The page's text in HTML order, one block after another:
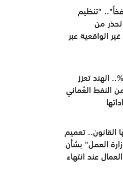
"تنظيم
تحذر من
الواقعية عبر
بقفزة 206%.. الهند تعزز
النفط العُماني
القانون.. تعميم
العمل" بشأن
عند انتهاء